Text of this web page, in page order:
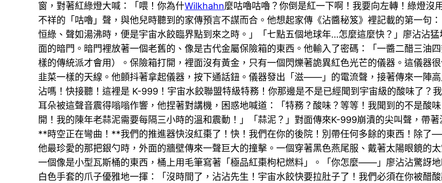
窗，對著紅綠燈大喊：「喂！你為什Wilkhahn麼咕嚕咕嚕？你倒是紅一下啊！我要向左轉！綠燈沒
不祥的「咕嚕」聲，與他兒時聽到的家傳預言不謀而合。他想起家傳《沾醬秘笈》裡記載的第一句
恒綠、聲如湯沸時，便是宇宙水餃臨界點到來之時。」「七點五個地球年…怎麼這麼快？」廖沾沾
面的暗門。暗門裡放著一個老舊的、像是古代金屬保險箱的東西。他輸入了密碼：「一醬二醋三油
樣的傳統派才會用）。保險箱打開，裡面沒有黃金，只有一個閃爍著詭異紅色光芒的儀器。這儀器
韭菜一樣的天線。他顫抖著拿起儀器，按下通話鈕。儀器發出「滋——」的電流聲，接著傳來一陣
沾嗎！快接聽！這裡是 K-999！宇宙水餃聯盟特級特務！你那邊是不是已經聞到宇宙級的酸味了？
耳朵被這聲音震得嗡嗡作響，他捏著對講機，困惑地喊道：「特務？酸味？等等！我聞到的不是酸
開！我的陳年老蒜泥需要每隔三小時的溫和震動！」「蒜泥？」對面傳來K-999崩潰的尖叫聲，帶
**時空正在彎曲！**我們的推進器快沒紅棗了！快！我們在你的後院！別帶任何多餘的東西！除
他最珍愛的那把銀勺時，外面的牆壁傳來一聲巨大的撞擊。一個穿著黑色燕尾服、戴著太陽眼鏡的
一個像是小型瓦斯桶的東西，桶上用毛筆寫著「極品紅棗枸杞燃料」。「你怎麼——」廖沾沾驚訝
白色手套的爪子優雅地一揮：「沒時間了，沾沾先生！宇宙水餃快要拉肚子了！我們必須在你被醋